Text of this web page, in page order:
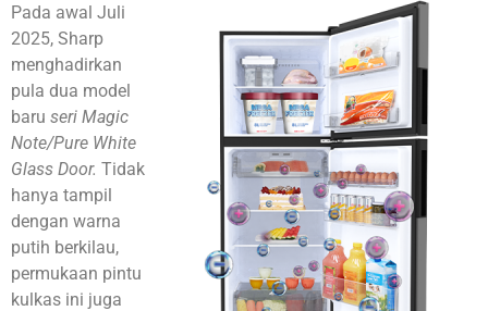
Pada awal Juli
2025, Sharp
menghadirkan
pula dua model
baru seri Magic
Note/Pure White
Glass Door. Tidak
hanya tampil
dengan warna
putih berkilau,
permukaan pintu
kulkas ini juga